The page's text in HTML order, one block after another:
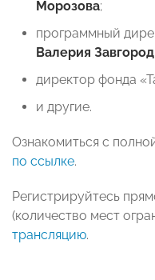
Морозова;
программный
Валерия
директор фонда
и другие.
Ознакомиться с
по ссылке.
Регистрируйтесь
(количество мест
трансляцию.